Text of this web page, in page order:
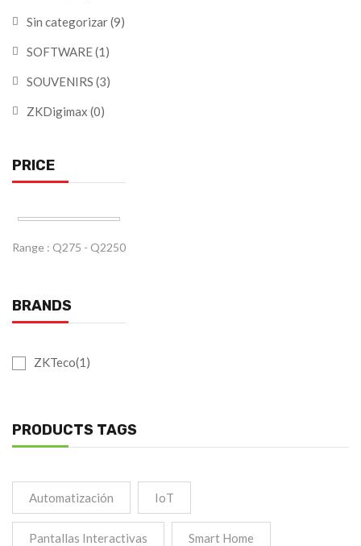
Sin categorizar(9)
SOFTWARE(1)
SOUVENIRS (3)
ZKDigimax (0)
PRICE
Range : Q275 - Q2250
BRANDS
ZKTeco(1)
PRODUCTS TAGS
Automatización IoT
Pantallas Interactivas Smart Home